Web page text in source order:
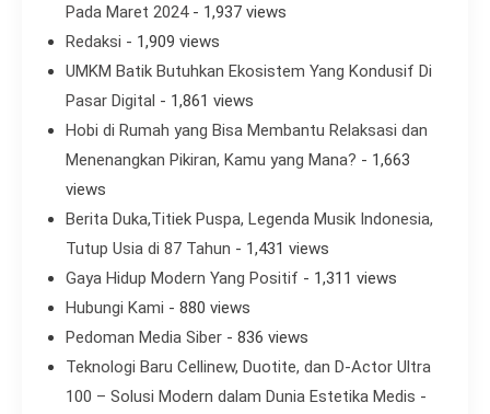
Pada Maret 2024- 1,937 views
Redaksi - 1,909 views
UMKM Batik Butuhkan Ekosistem Yang Kondusif Di
Pasar Digital - 1,861 views
Hobi di Rumah yang Bisa Membantu Relaksasi dan
Menenangkan Pikiran, Kamu yang Mana? - 1,663
views
Berita Duka,Titiek Puspa, Legenda Musik Indonesia,
Tutup Usia di 87 Tahun - 1,431 views
Gaya Hidup Modern Yang Positif - 1,311 views
Hubungi Kami - 880 views
Pedoman Media Siber - 836 views
Teknologi Baru Cellinew, Duotite, dan D-Actor Ultra
100 – Solusi Modern dalam Dunia Estetika Medis -